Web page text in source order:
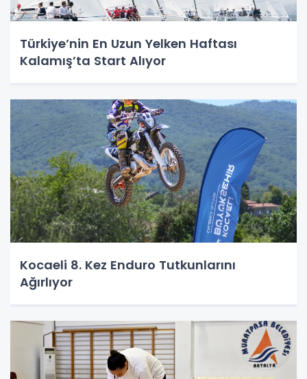
Türkiye’nin En Uzun Yelken Haftası
Kalamış’ta Start Alıyor
Kocaeli 8. Kez Enduro Tutkunlarını
Ağırlıyor